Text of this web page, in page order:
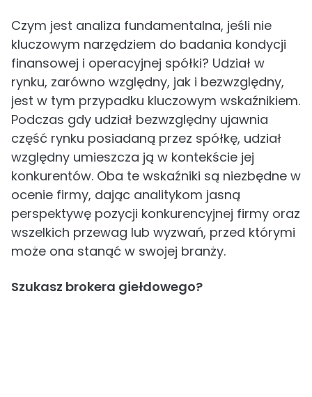
Czym jest analiza fundamentalna, jeśli nie
kluczowym narzędziem do badania kondycji
finansowej i operacyjnej spółki? Udział w
rynku, zarówno względny, jak i bezwzględny,
jest w tym przypadku kluczowym wskaźnikiem.
Podczas gdy udział bezwzględny ujawnia
część rynku posiadaną przez spółkę, udział
względny umieszcza ją w kontekście jej
konkurentów. Oba te wskaźniki są niezbędne w
ocenie firmy, dając analitykom jasną
perspektywę pozycji konkurencyjnej firmy oraz
wszelkich przewag lub wyzwań, przed którymi
może ona stanąć w swojej branży.
Szukasz brokera giełdowego?